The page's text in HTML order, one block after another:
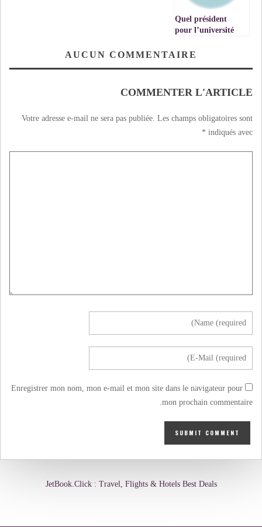
Quel président
pour l’université
d’Oujda?
AUCUN COMMENTAIRE
COMMENTER L'ARTICLE
Votre adresse e-mail ne sera pas publiée. Les champs obligatoires sont
indiqués avec
*
Enregistrer mon nom, mon e-mail et mon site dans le navigateur pour
mon prochain commentaire.
JetBook.Click : Travel, Flights & Hotels Best Deals